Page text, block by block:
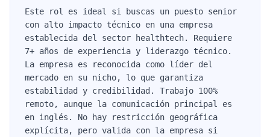
Este rol es ideal si buscas un puesto senior
con alto impacto técnico en una empresa
establecida del sector healthtech. Requiere
7+ años de experiencia y liderazgo técnico.
La empresa es reconocida como líder del
mercado en su nicho, lo que garantiza
estabilidad y credibilidad. Trabajo 100%
remoto, aunque la comunicación principal es
en inglés. No hay restricción geográfica
explícita, pero valida con la empresa si